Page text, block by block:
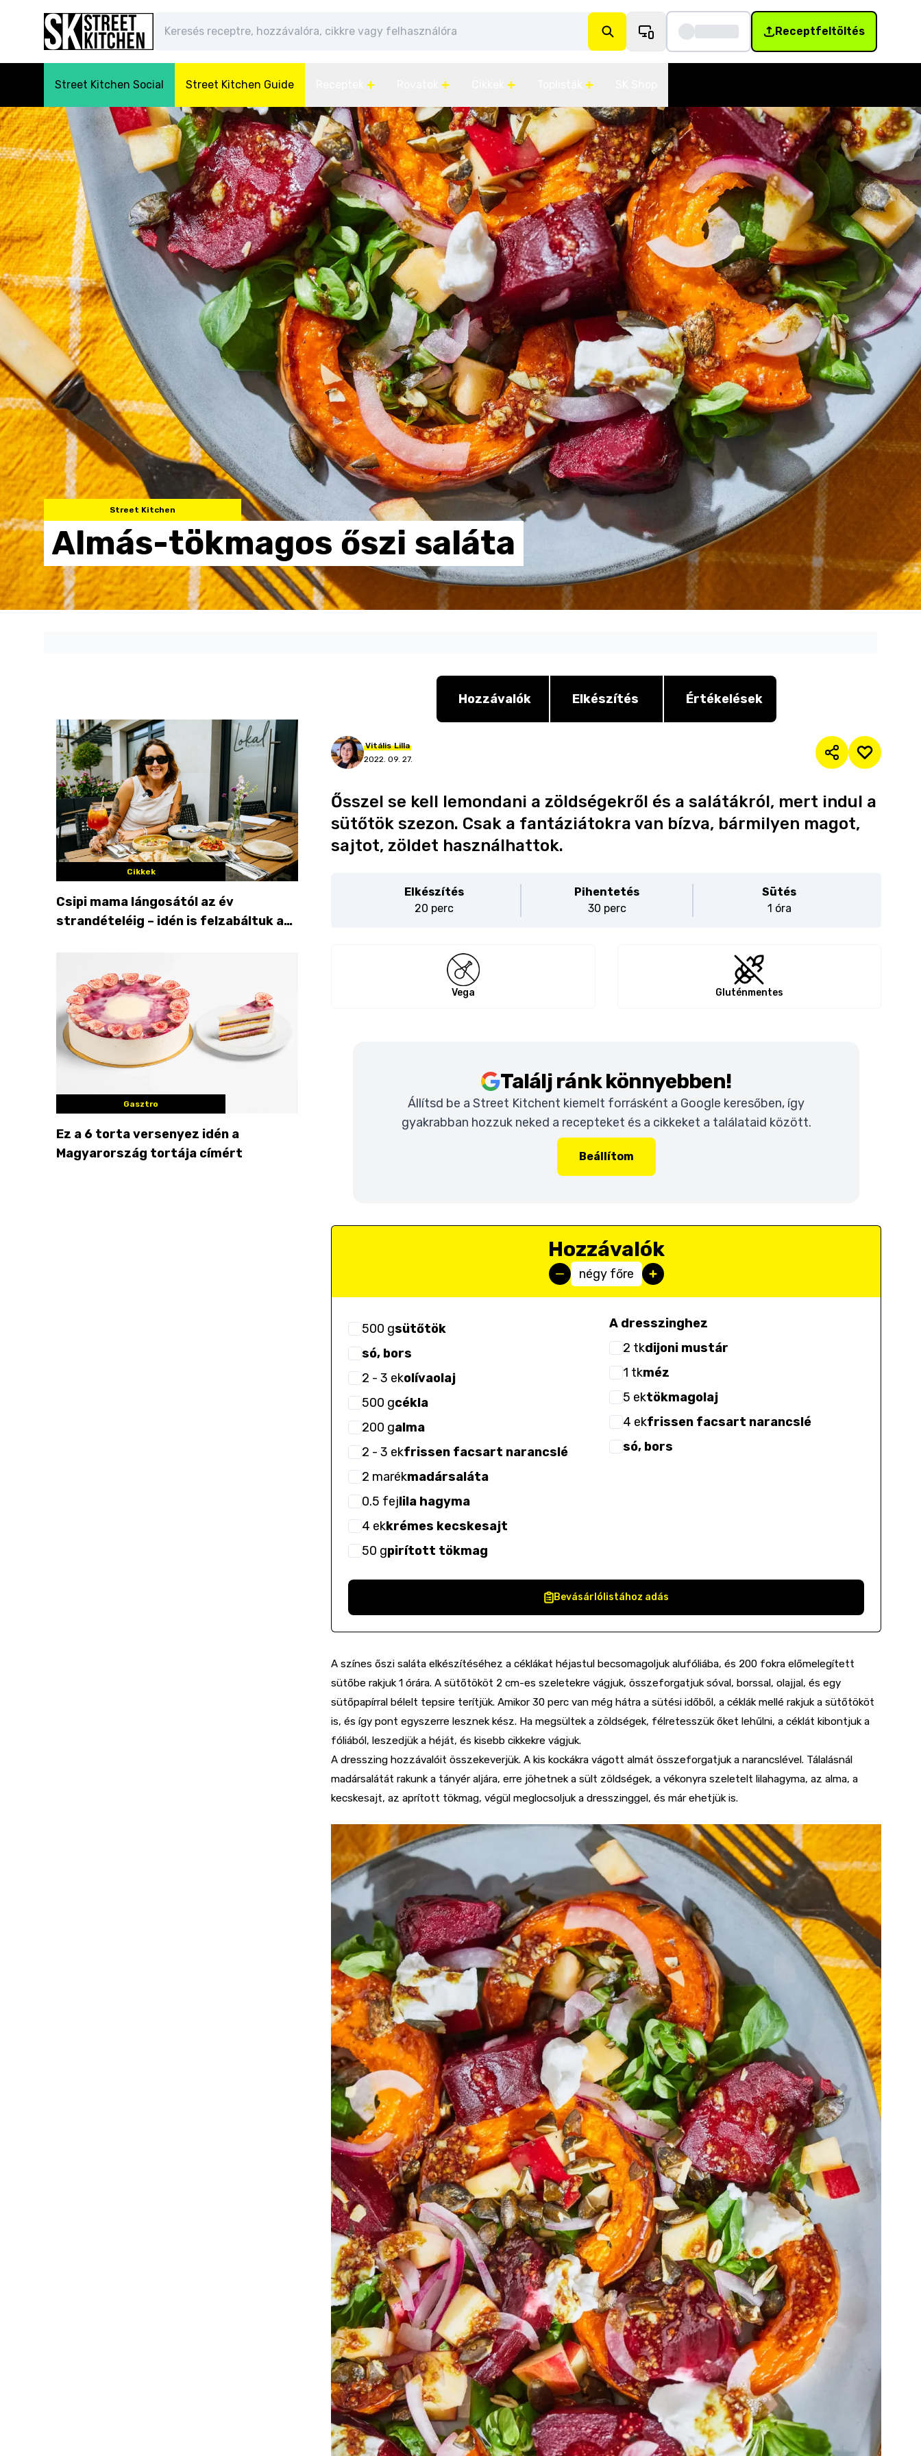
Receptfeltöltés
Street Kitchen Social Street Kitchen Guide
Street Kitchen
Almás-tökmagos őszi saláta
Cikkek
Csipi mama lángosától az év
strandételéig – idén is felzabáltuk a
Gasztro
Ez a 6 torta versenyez idén a
Magyarország tortája címért
Hozzávalók Elkészítés Értékelések
Vitális Lilla
2022. 09. 27.
Ősszel se kell lemondani a zöldségekről és a salátákról, mert indul a
sütőtök szezon. Csak a fantáziátokra van bízva, bármilyen magot,
sajtot, zöldet használhattok.
Elkészítés
20 perc
Pihentetés
30 perc
Sütés
1 óra
Vega Gluténmentes
Találj ránk könnyebben!
Állítsd be a Street Kitchent kiemelt forrásként a Google keresőben, így
gyakrabban hozzuk neked a recepteket és a cikkeket a találataid között.
Beállítom
Hozzávalók
négy főre
500 gsütőtök
só, bors
2 - 3 ekolívaolaj
500 gcékla
200 galma
2 - 3 ekfrissen facsart narancslé
2 marékmadársaláta
0.5 fejlila hagyma
4 ekkrémes kecskesajt
50 gpirított tökmag
A dresszinghez
2 tkdijoni mustár
1 tkméz
5 ektökmagolaj
4 ekfrissen facsart narancslé
só, bors
Bevásárlólistához adás
A színes őszi saláta elkészítéséhez a céklákat héjastul becsomagoljuk alufóliába, és 200 fokra előmelegített
sütőbe rakjuk 1 órára. A sütőtököt 2 cm-es szeletekre vágjuk, összeforgatjuk sóval, borssal, olajjal, és egy
sütőpapírral bélelt tepsire terítjük. Amikor 30 perc van még hátra a sütési időből, a céklák mellé rakjuk a sütőtököt
is, és így pont egyszerre lesznek kész. Ha megsültek a zöldségek, félretesszük őket lehűlni, a céklát kibontjuk a
fóliából, leszedjük a héját, és kisebb cikkekre vágjuk.
A dresszing hozzávalóit összekeverjük. A kis kockákra vágott almát összeforgatjuk a narancslével. Tálalásnál
madársalátát rakunk a tányér aljára, erre jöhetnek a sült zöldségek, a vékonyra szeletelt lilahagyma, az alma, a
kecskesajt, az aprított tökmag, végül meglocsoljuk a dresszinggel, és már ehetjük is.